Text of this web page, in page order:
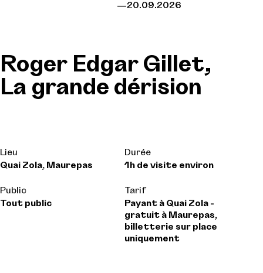
20.09.2026
Roger Edgar Gillet,
La grande dérision
Lieu
Quai Zola, Maurepas
Durée
1h de visite environ
Public
Tout public
Tarif
Payant à Quai Zola -
gratuit à Maurepas,
billetterie sur place
uniquement